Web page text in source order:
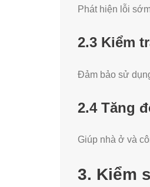
Phát hiện lỗi
2.3 Kiểm
Đảm bảo sử
2.4 Tăng
Giúp nhà ở và
3. Kiểm